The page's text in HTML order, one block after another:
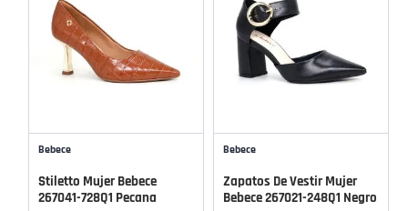
Bebece
Stiletto Mujer Bebece
267041-728Q1 Pecana
Bebece
Zapatos De Vestir Mujer
Bebece 267021-248Q1 Negro